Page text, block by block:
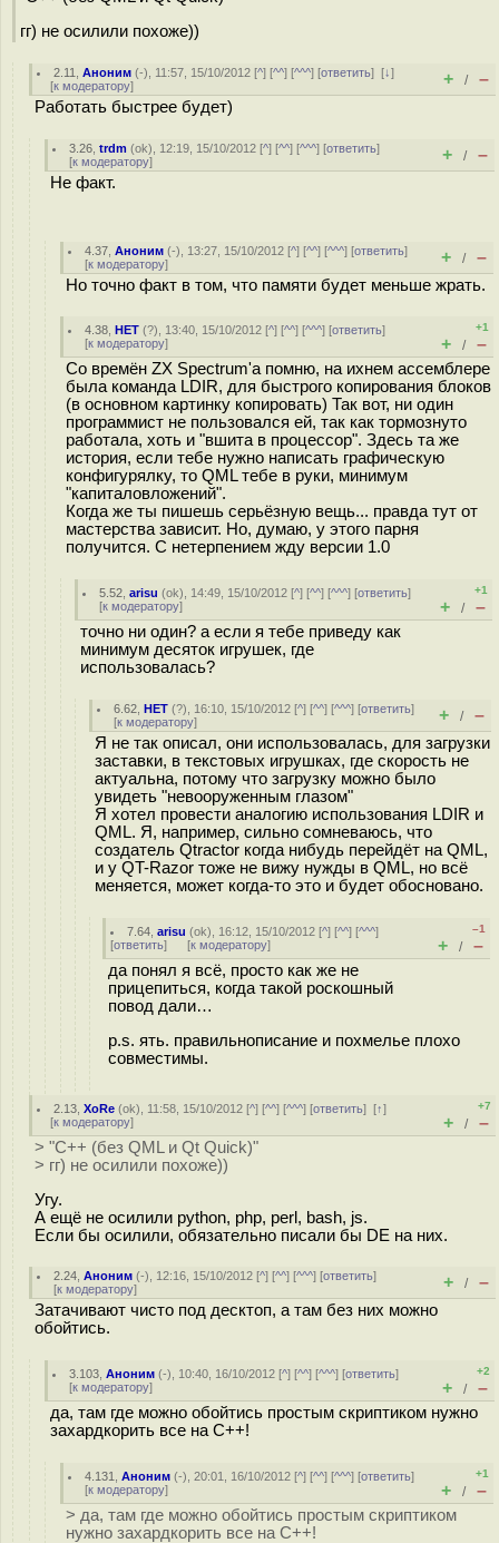
гг) не осилили похоже))
2.11 ,Аноним (-), 11:57, 15/10/2012 [^] [^^] [^^^] [ответить][↓]
[к модератору] + / –
Работать быстрее будет)
3.26 ,trdm (ok), 12:19, 15/10/2012 [^] [^^] [^^^] [ответить]
[к модератору] + / –
Не факт.
4.37 ,Аноним (-), 13:27, 15/10/2012 [^] [^^] [^^^] [ответить]
[к модератору] + / –
Но точно факт в том, что памяти будет меньше жрать.
4.38 ,НЕТ (?), 13:40, 15/10/2012 [^] [^^] [^^^] [ответить]
[к модератору]
+1
+ / –
Со времён ZX Spectrum'а помню, на ихнем ассемблере
была команда LDIR, для быстрого копирования блоков
(в основном картинку копировать) Так вот, ни один
программист не пользовался ей, так как тормознуто
работала, хоть и "вшита в процессор". Здесь та же
история, если тебе нужно написать графическую
конфигурялку, то QML тебе в руки, минимум
"капиталовложений".
Когда же ты пишешь серьёзную вещь... правда тут от
мастерства зависит. Но, думаю, у этого парня
получится. С нетерпением жду версии 1.0
5.52 ,arisu (ok), 14:49, 15/10/2012 [^] [^^] [^^^] [ответить]
[к модератору]
+1
+ / –
точно ни один? а если я тебе приведу как
минимум десяток игрушек, где
использовалась?
6.62 ,НЕТ (?), 16:10, 15/10/2012 [^] [^^] [^^^] [ответить]
[к модератору] + / –
Я не так описал, они использовалась, для загрузки
заставки, в текстовых игрушках, где скорость не
актуальна, потому что загрузку можно было
увидеть "невооруженным глазом"
Я хотел провести аналогию использования LDIR и
QML. Я, например, сильно сомневаюсь, что
создатель Qtractor когда нибудь перейдёт на QML,
и у QT-Razor тоже не вижу нужды в QML, но всё
меняется, может когда-то это и будет обосновано.
7.64 ,arisu (ok), 16:12, 15/10/2012 [^] [^^] [^^^]
[ответить] [к модератору]
–1
+ / –
да понял я всё, просто как же не
прицепиться, когда такой роскошный
повод дали…
p.s. ять. правильнописание и похмелье плохо
совместимы.
2.13 ,XoRe (ok), 11:58, 15/10/2012 [^] [^^] [^^^] [ответить][↑]
[к модератору]
+7
+ / –
> "C++ (без QML и Qt Quick)"
> гг) не осилили похоже))
Угу.
А ещё не осилили python, php, perl, bash, js.
Если бы осилили, обязательно писали бы DE на них.
2.24 ,Аноним (-), 12:16, 15/10/2012 [^] [^^] [^^^] [ответить]
[к модератору] + / –
Затачивают чисто под десктоп, а там без них можно
обойтись.
3.103 ,Аноним (-), 10:40, 16/10/2012 [^] [^^] [^^^] [ответить]
[к модератору]
+2
+ / –
да, там где можно обойтись простым скриптиком нужно
захардкорить все на С++!
4.131 ,Аноним (-), 20:01, 16/10/2012 [^] [^^] [^^^] [ответить]
[к модератору]
+1
+ / –
> да, там где можно обойтись простым скриптиком
нужно захардкорить все на С++!